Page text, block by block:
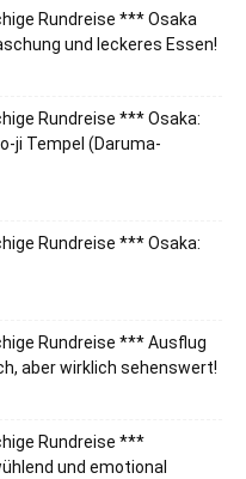
Rundreise *** Osaka
und leckeres Essen!
Rundreise *** Osaka:
ji Tempel (Daruma-
Rundreise *** Osaka:
Rundreise *** Ausflug
aber wirklich sehenswert!
Rundreise ***
und emotional